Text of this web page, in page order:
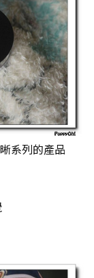
系列的產品